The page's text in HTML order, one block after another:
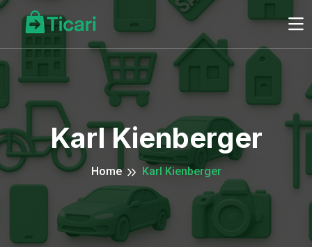
Karl Kienberger
Home Karl Kienberger